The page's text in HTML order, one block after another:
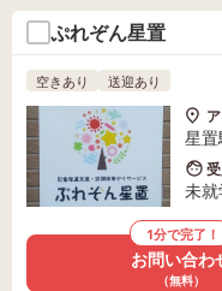
ぷれぞん星置
空きあり 送迎あり
星
未
1分で完了！
お問い合わ
（無料）